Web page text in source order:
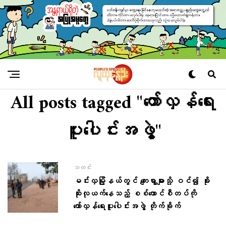
All posts tagged "တော်လှန်ရေး
ပူးပေါင်းအဖွဲ့"
သတင်း
မင်းလှမြို့နယ်တွင် ကျေးရွာများသို့ ဝင်၍ ခိုး
ဆိုးလုယက်နေသည့် စစ်ကောင်စီတပ်ကို
တော်လှန်ရေးပူးပေါင်းအဖွဲ့ တိုက်ခိုက်